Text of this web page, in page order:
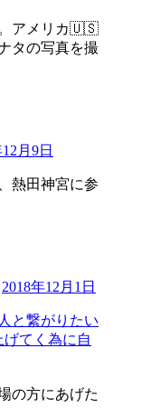
。アメリカ🇺🇸
タの写真を撮
月9日
熱田神宮に参
2018年12月1日
と繋がりたい
てく為に自
の方にあげた